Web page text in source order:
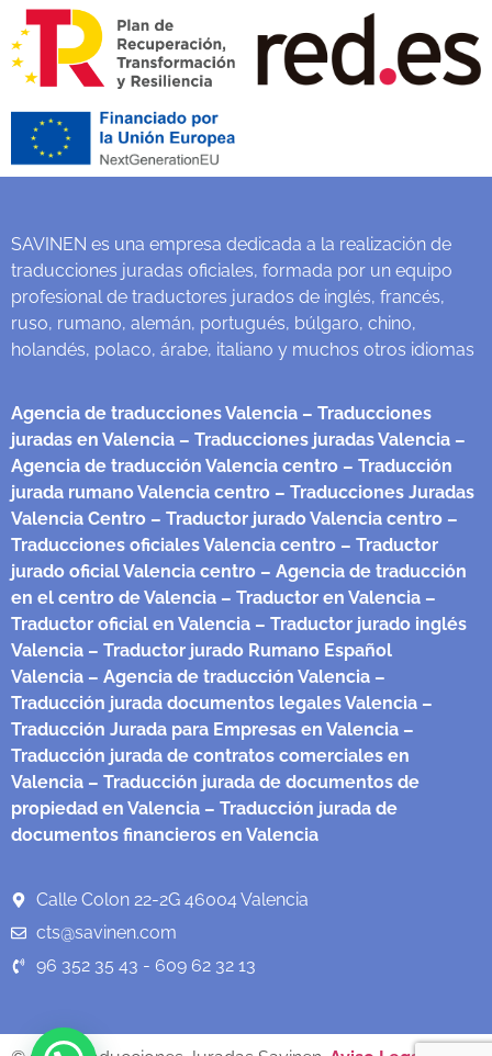
SAVINEN es una empresa dedicada a la realización de
traducciones juradas oficiales, formada por un equipo
profesional de traductores jurados de inglés, francés,
ruso, rumano, alemán, portugués, búlgaro, chino,
holandés, polaco, árabe, italiano y muchos otros idiomas
Agencia de traducciones Valencia – Traducciones
juradas en Valencia – Traducciones juradas Valencia –
Agencia de traducción Valencia centro – Traducción
jurada rumano Valencia centro – Traducciones Juradas
Valencia Centro – Traductor jurado Valencia centro –
Traducciones oficiales Valencia centro – Traductor
jurado oficial Valencia centro – Agencia de traducción
en el centro de Valencia – Traductor en Valencia –
Traductor oficial en Valencia – Traductor jurado inglés
Valencia – Traductor jurado Rumano Español
Valencia – Agencia de traducción Valencia –
Traducción jurada documentos legales Valencia –
Traducción Jurada para Empresas en Valencia –
Traducción jurada de contratos comerciales en
Valencia – Traducción jurada de documentos de
propiedad en Valencia – Traducción jurada de
documentos financieros en Valencia
Calle Colon 22-2G 46004 Valencia
cts@savinen.com
96 352 35 43 - 609 62 32 13